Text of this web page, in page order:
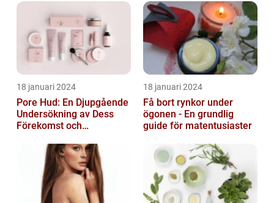
18 januari 2024
Pore Hud: En Djupgående
Undersökning av Dess
Förekomst och
18 januari 2024
Få bort rynkor under
ögonen - En grundlig
guide för matentusiaster